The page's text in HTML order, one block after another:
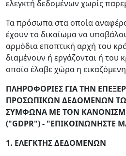
ελεγκτή δεδομένων χωρίς
Τα πρόσωπα στα οποία
έχουν το δικαίωμα να
αρμόδια εποπτική αρχή του
διαμένουν ή εργάζονται ή του
οποίο έλαβε χώρα η
ΠΛΗΡΟΦΟΡΙΕΣ ΓΙΑ ΤΗΝ
ΠΡΟΣΩΠΙΚΩΝ ΔΕΔΟΜΕΝΩΝ
ΣΥΜΦΩΝΑ ΜΕ ΤΟΝ ΚΑΝΟΝΙΣΜΟ
("GDPR") - "ΕΠΙΚΟΙΝΩΝΗΣΤΕ
1. ΕΛΕΓΚΤΗΣ ΔΕΔΟΜΕΝΩΝ